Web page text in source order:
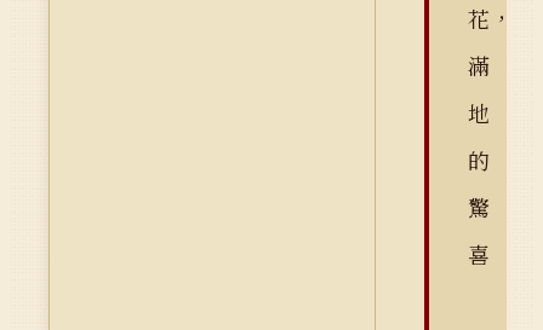
花，
滿
地
的
驚
喜